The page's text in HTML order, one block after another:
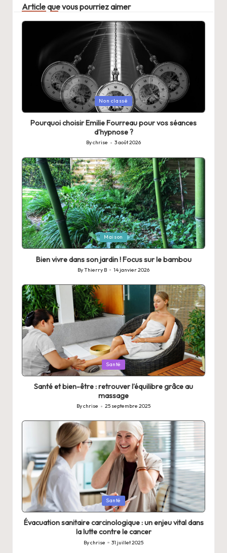
Article que vous pourriez aimer
Posted
in
Non classé
Pourquoi choisir Emilie Fourreau pour vos séances
d’hypnose ?
Posted
Bychrise 3 août 2026
Posted
in
Maison
Bien vivre dans son jardin ! Focus sur le bambou
Posted
ByThierry B 14 janvier 2026
Posted
in
Santé
Santé et bien-être : retrouver l’équilibre grâce au
massage
Posted
by
Bychrise 25 septembre 2025
Posted
in
Santé
Évacuation sanitaire carcinologique : un enjeu vital dans
la lutte contre le cancer
Posted
Bychrise 31 juillet 2025